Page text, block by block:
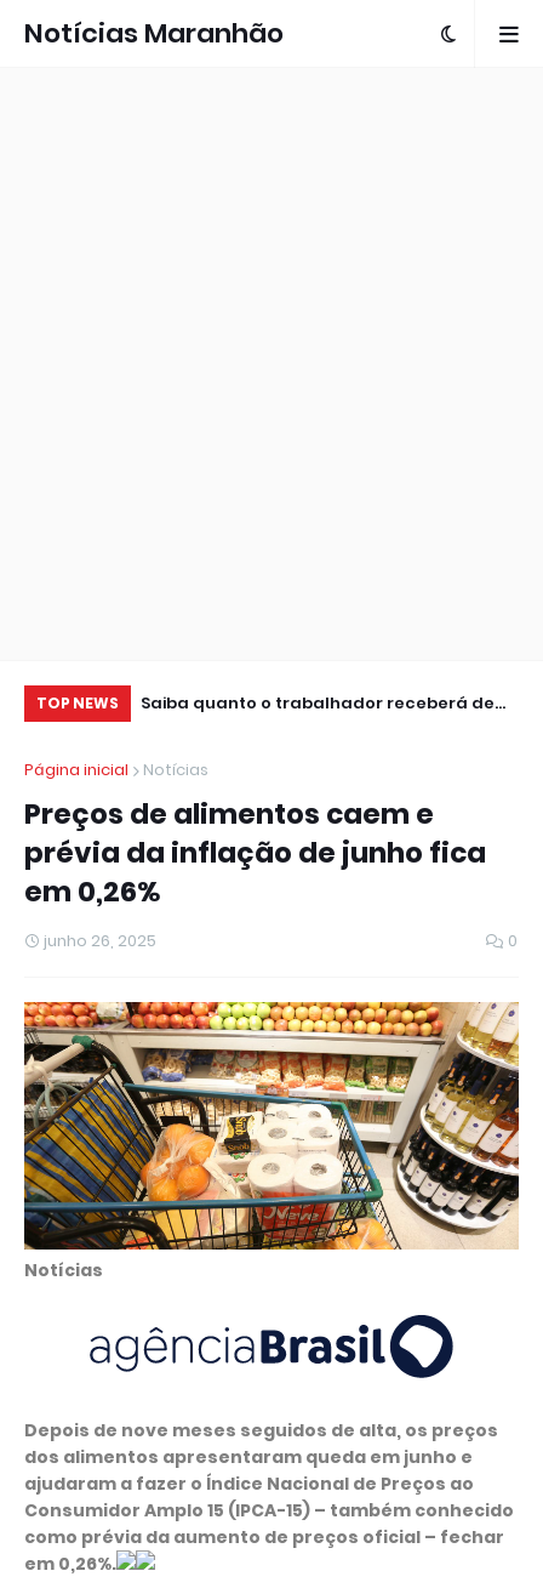
Notícias Maranhão
TOP NEWS
seguem
Saiba quanto o trabalhador receberá de
Página inicial
Notícias
Preços de alimentos caem e
prévia da inflação de junho fica
em 0,26%
junho 26, 2025 0
Notícias
Depois de nove meses seguidos de alta, os preços
dos alimentos apresentaram queda em junho e
ajudaram a fazer o Índice Nacional de Preços ao
Consumidor Amplo 15 (IPCA-15) – também conhecido
como prévia da aumento de preços oficial – fechar
em 0,26%.